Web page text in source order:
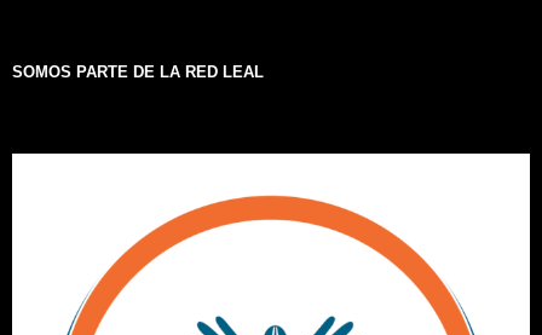
SOMOS PARTE DE LA RED LEAL